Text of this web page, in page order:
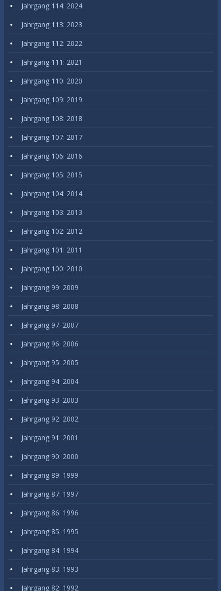
Jahrgang 114: 2024
Jahrgang 113: 2023
Jahrgang 112: 2022
Jahrgang 111: 2021
Jahrgang 110: 2020
Jahrgang 109: 2019
Jahrgang 108: 2018
Jahrgang 107: 2017
Jahrgang 106: 2016
Jahrgang 105: 2015
Jahrgang 104: 2014
Jahrgang 103: 2013
Jahrgang 102: 2012
Jahrgang 101: 2011
Jahrgang 100: 2010
Jahrgang 99: 2009
Jahrgang 98: 2008
Jahrgang 97: 2007
Jahrgang 96: 2006
Jahrgang 95: 2005
Jahrgang 94: 2004
Jahrgang 93: 2003
Jahrgang 92: 2002
Jahrgang 91: 2001
Jahrgang 90: 2000
Jahrgang 89: 1999
Jahrgang 87: 1997
Jahrgang 86: 1996
Jahrgang 85: 1995
Jahrgang 84: 1994
Jahrgang 83: 1993
Jahrgang 82: 1992